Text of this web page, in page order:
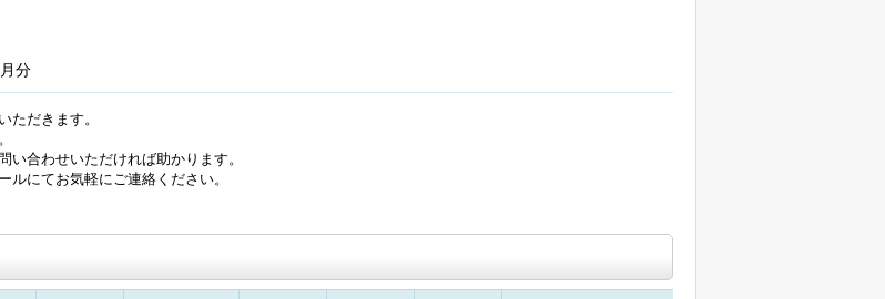
分
ただきます。
合わせいただければ助かります。
にてお気軽にご連絡ください。